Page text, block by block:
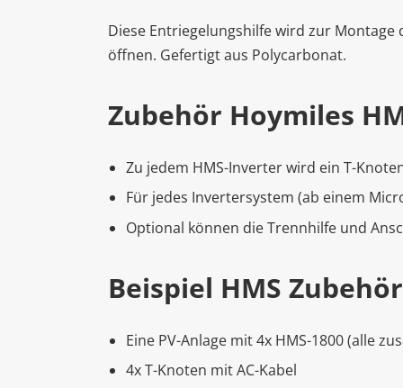
Diese Entriegelungshilfe wird zur
öffnen. Gefertigt aus Polycarbonat.
Zubehör Hoymiles
Zu jedem HMS-Inverter wird ein T-
Für jedes Invertersystem (ab einem
Optional können die Trennhilfe und
Beispiel HMS
Eine PV-Anlage mit 4x HMS-1800 (alle
4x T-Knoten mit AC-Kabel